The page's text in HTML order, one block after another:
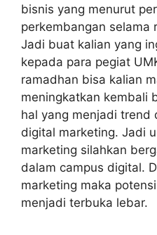
bisnis yang menurut
perkembangan selama
Jadi buat kalian yang
kepada para pegiat
ramadhan bisa kalian
meningkatkan kembali
hal yang menjadi trend
digital marketing. Jadi
marketing silahkan
dalam campus digital.
marketing maka
menjadi terbuka lebar.